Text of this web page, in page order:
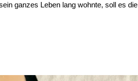
ganzes Leben lang wohnte, soll es die